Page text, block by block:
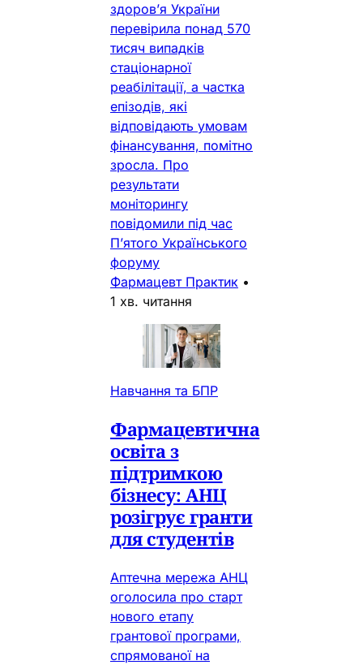
здоров’я України
перевірила понад 570
тисяч випадків
стаціонарної
реабілітації, а частка
епізодів, які
відповідають умовам
фінансування, помітно
зросла. Про
результати
моніторингу
повідомили під час
П’ятого Українського
форуму
Фармацевт Практик •
1 хв. читання
Навчання та БПР
Фармацевтична
освіта з
підтримкою
бізнесу: АНЦ
розігрує гранти
для студентів
Аптечна мережа АНЦ
оголосила про старт
нового етапу
грантової програми,
спрямованої на